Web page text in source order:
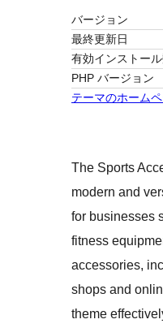
バージョン
最終更新日
有効インストー
PHP バージョン
テーマのホーム
The Sports
modern and
for businesses
fitness
accessories,
shops and
theme